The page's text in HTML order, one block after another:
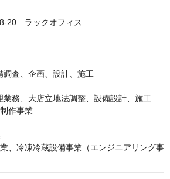
20　ラックオフィス
査、企画、設計、施工
務、大店立地法調整、設備設計、施工
作事業
、冷凍冷蔵設備事業（エンジニアリング事